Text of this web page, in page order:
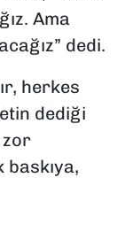
Ama
dedi.
herkes
dediği
zor